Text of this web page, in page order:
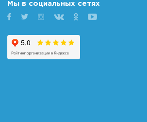
Мы в социальных сетях